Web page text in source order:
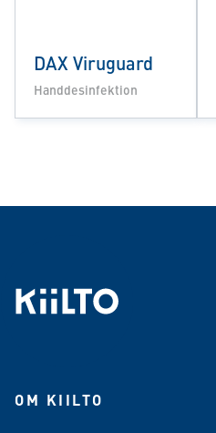
DAX Viruguard
Handdesinfektion
OM KIILTO